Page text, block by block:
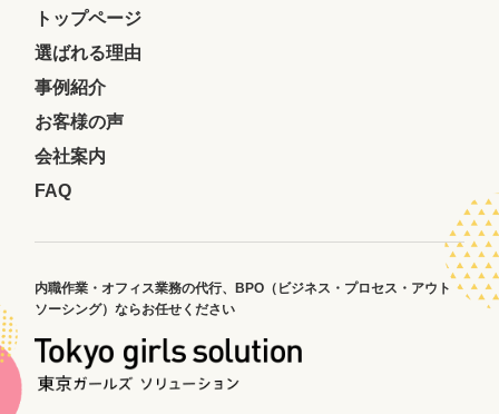
トップページ
選ばれる理由
事例紹介
お客様の声
会社案内
FAQ
内職作業・オフィス業務の代行、BPO（ビジネス・プロセス・アウト
ソーシング）ならお任せください